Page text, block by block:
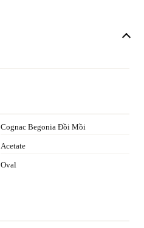
Cognac Begonia Đồi Mồi
Acetate
Oval